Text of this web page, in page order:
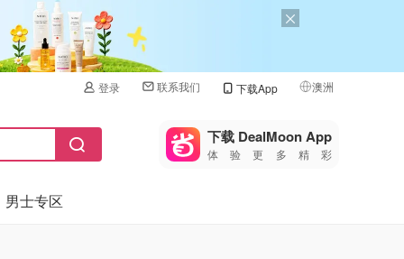
登录 联系我们 下载App 澳洲
🇺🇸
🇨🇳 中国
下载 DealMoon App
体验更多精彩
男士专区